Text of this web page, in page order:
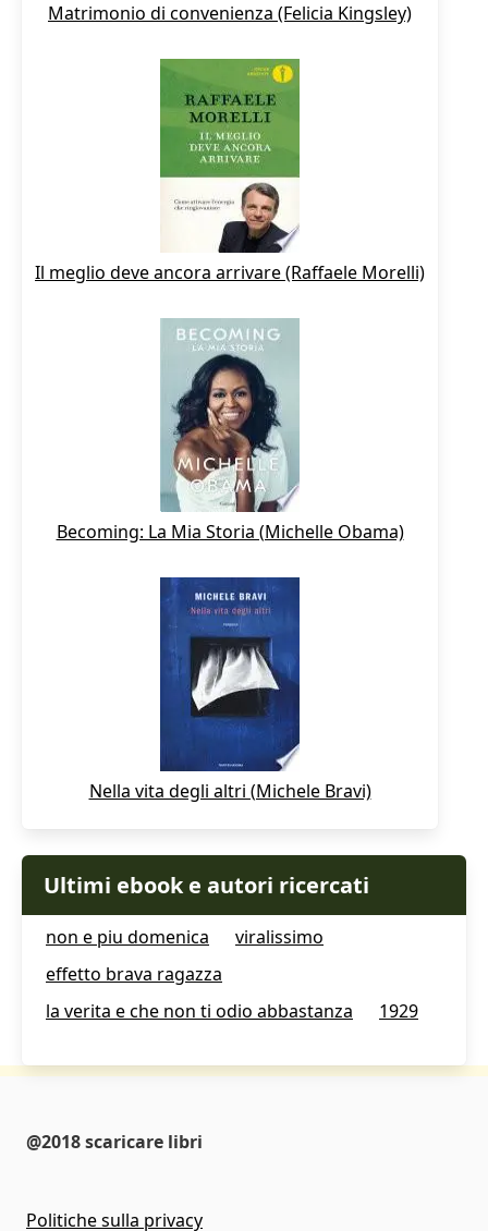
Matrimonio di convenienza (Felicia Kingsley)
Il meglio deve ancora arrivare (Raffaele Morelli)
Becoming: La Mia Storia (Michelle Obama)
Nella vita degli altri (Michele Bravi)
Ultimi ebook e autori ricercati
non e piu domenica
viralissimo
effetto brava ragazza
la verita e che non ti odio abbastanza
1929
@2018 scaricare libri
Politiche sulla privacy